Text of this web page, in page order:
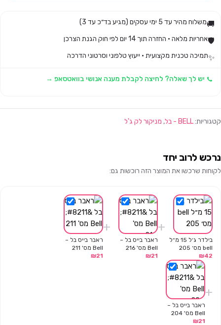
🚚משלוח מהיר עד 5 ימי עסקים (מגיע בד״כ עד 3)
🛡️אחריות מלאה · החזרה תוך 14 יום לפי חוק הגנת הצרכן
✨תמיכה טכנית מקצועית · ייעוץ טלפוני וסרטוני הדרכה
יש לך שאלה? לחיצה לקבלת מענה אנושי בוואטסאפ →
קטגוריות:BELL - בל , מניקור לק ג'ל
נרכש לרוב יחד
לקוחות שרכשו את המוצר הזה רוכשות גם:
בילדר ג׳ל 15 מ״ל
bell מס׳ 205
₪42
+
ראבר בייס בל –
Bell מס' 216
₪21
+
ראבר בייס בל –
Bell מס' 211
₪21
+
ראבר בייס בל –
Bell מס' 204
₪21